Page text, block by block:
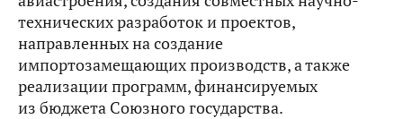
технических разработок и проектов,
направленных на создание
импортозамещающих производств, а также
реализации программ, финансируемых
из бюджета Союзного государства.